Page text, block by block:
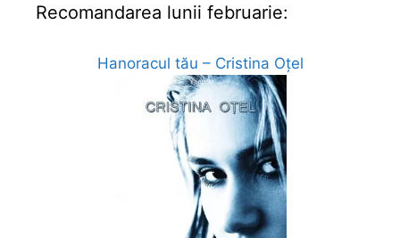
Recomandarea lunii februarie:
Hanoracul tău – Cristina Oțel